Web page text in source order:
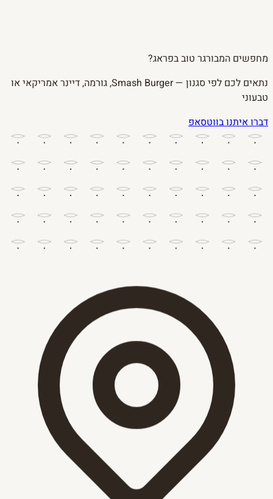
מחפשים המבורגר טוב בפראג?
נתאים לכם לפי סגנון — Smash Burger, גורמה, דיינר אמריקאי או
טבעוני
דברו איתנו בווטסאפ